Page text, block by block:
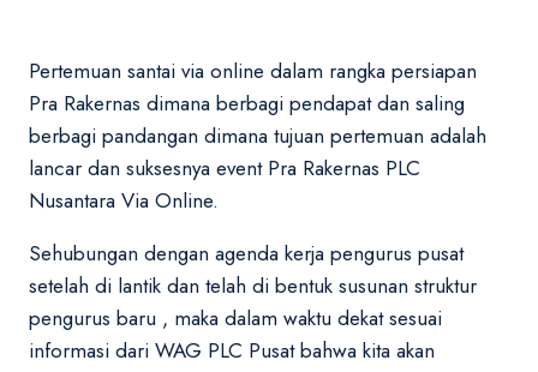
Pertemuan santai via online dalam rangka persiapan
Pra Rakernas dimana berbagi pendapat dan saling
berbagi pandangan dimana tujuan pertemuan adalah
lancar dan suksesnya event Pra Rakernas PLC
Nusantara Via Online.
Sehubungan dengan agenda kerja pengurus pusat
setelah di lantik dan telah di bentuk susunan struktur
pengurus baru , maka dalam waktu dekat sesuai
informasi dari WAG PLC Pusat bahwa kita akan